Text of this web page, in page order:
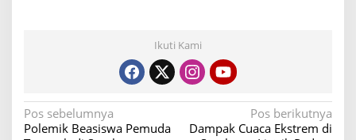
Ikuti Kami
N
Pos sebelumnya
Polemik Beasiswa Pemuda
Pos berikutnya
Dampak Cuaca Ekstrem di